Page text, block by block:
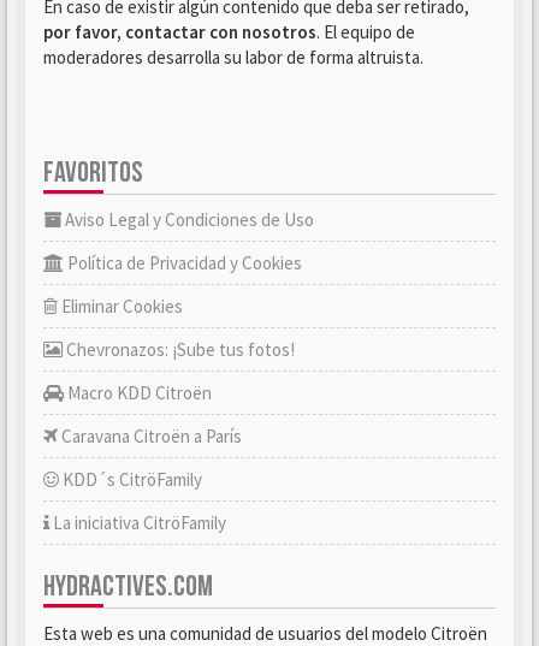
En caso de existir algún contenido que deba ser retirado,
por favor, contactar con nosotros. El equipo de
moderadores desarrolla su labor de forma altruista.
FAVORITOS
Aviso Legal y Condiciones de Uso
Política de Privacidad y Cookies
Eliminar Cookies
Chevronazos: ¡Sube tus fotos!
Macro KDD Citroën
Caravana Citroën a París
KDD´s CitröFamily
La iniciativa CitröFamily
HYDRACTIVES.COM
Esta web es una comunidad de usuarios del modelo Citroën